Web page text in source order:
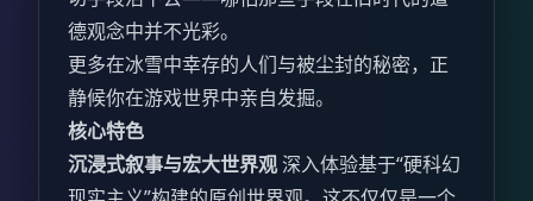
德观念中并不光彩。
更多在冰雪中幸存的人们与被尘封的秘密，正
静候你在游戏世界中亲自发掘。
核心特色
沉浸式叙事与宏大世界观深入体验基于“硬科幻